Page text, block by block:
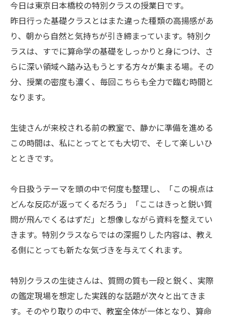
今日は東京日本橋校の特別クラスの授業日です。
昨日行った基礎クラスとはまた違った種類の高揚感があ
り、朝から自然と気持ちが引き締まっています。特別ク
ラスは、すでに算命学の基礎をしっかりと身につけ、さ
らに深い領域へ踏み込もうとする方々が集まる場。その
分、授業の密度も濃く、毎回こちらも全力で臨む時間と
なります。
生徒さんが来校される前の教室で、静かに準備を進める
この時間は、私にとってとても大切で、そして楽しいひ
とときです。
今日扱うテーマを頭の中で何度も整理し、「この視点は
どんな反応が返ってくるだろう」「ここはきっと鋭い質
問が飛んでくるはずだ」と想像しながら資料を整えてい
きます。特別クラスならではの深掘りした内容は、教え
る側にとっても新たな気づきを与えてくれます。
特別クラスの生徒さんは、質問の質も一段と鋭く、実際
の鑑定現場を想定した実践的な話題が次々と出てきま
す。そのやり取りの中で、教室全体が一体となり、算命